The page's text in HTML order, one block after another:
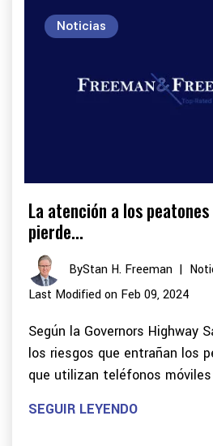
La atención a los
pierde...
ByStan H. Freeman |
Last Modified on Feb 09, 2024
Según la Governors Highway
los riesgos que entrañan los
que utilizan teléfonos móviles
Noticias
SEGUIR LEYENDO